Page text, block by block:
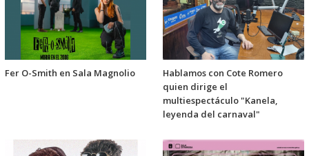
Fer O-Smith en Sala Magnolio
Hablamos con Cote Romero
quien dirige el
multiespectáculo "Kanela,
leyenda del carnaval"